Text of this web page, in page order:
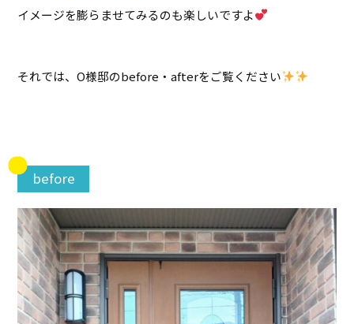
イメージを膨らませてみるのも楽しいですよ
それでは、O様邸のbefore・afterをご覧ください
before